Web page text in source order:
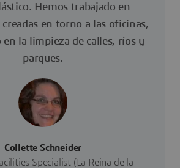
Hemos trabajado en
en torno a las oficinas,
la limpieza de calles, ríos y
parques.
Collette Schneider
Specialist (La Reina de la